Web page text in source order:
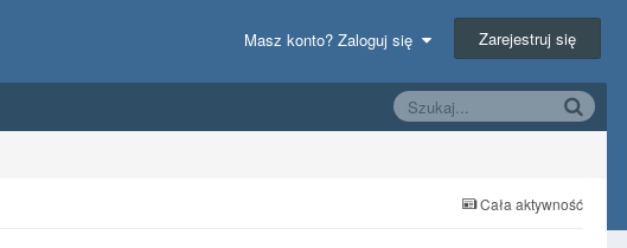
Masz konto? Zaloguj się Zarejestruj się
Cała aktywność